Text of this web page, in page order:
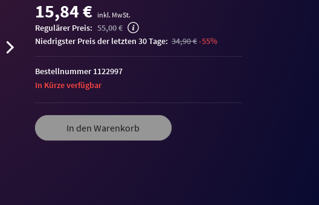
Volume
15,84 € inkl. MwSt.
Regulärer Preis: 55,00 €
niedrigster Preis der letzten 30 Tage: 34,90 €-55%
In den Warenkorb
Bestellnummer 1122997
In Kürze verfügbar